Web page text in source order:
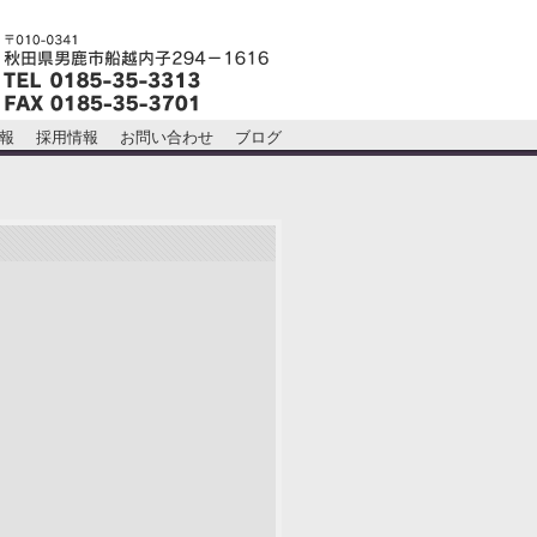
採用情報 お問い合わせ ブログ